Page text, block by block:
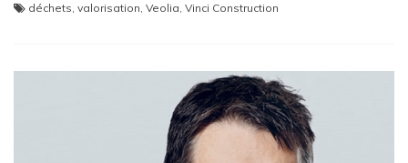
déchets valorisation Veolia Vinci Construction